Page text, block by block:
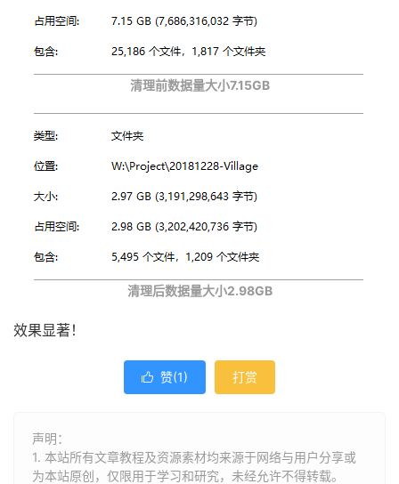
清理前数据量大小7.15GB
清理后数据量大小2.98GB
效果显著！
 赞(1) 打赏
声明：
1. 本站所有文章教程及资源素材均来源于网络与用户分享或
为本站原创，仅限用于学习和研究，未经允许不得转载。